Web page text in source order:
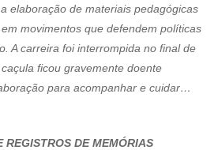
elaboração de materiais pedagógicas
movimentos que defendem políticas
A carreira foi interrompida no final de
ficou gravemente doente
para acompanhar e cuidar…
REGISTROS DE MEMÓRIAS